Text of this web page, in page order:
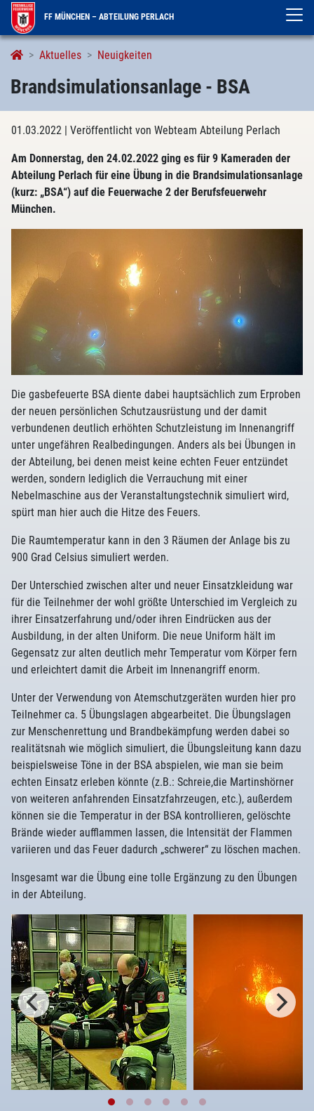
FF MÜNCHEN – ABTEILUNG PERLACH
Aktuelles Neuigkeiten
Brandsimulationsanlage - BSA
01.03.2022 | Veröffentlicht von Webteam Abteilung Perlach
Am Donnerstag, den 24.02.2022 ging es für 9 Kameraden der
Abteilung Perlach für eine Übung in die Brandsimulationsanlage
(kurz: „BSA“) auf die Feuerwache 2 der Berufsfeuerwehr
München.
Die gasbefeuerte BSA diente dabei hauptsächlich zum Erproben
der neuen persönlichen Schutzausrüstung und der damit
verbundenen deutlich erhöhten Schutzleistung im Innenangriff
unter ungefähren Realbedingungen. Anders als bei Übungen in
der Abteilung, bei denen meist keine echten Feuer entzündet
werden, sondern lediglich die Verrauchung mit einer
Nebelmaschine aus der Veranstaltungstechnik simuliert wird,
spürt man hier auch die Hitze des Feuers.
Die Raumtemperatur kann in den 3 Räumen der Anlage bis zu
900 Grad Celsius simuliert werden.
Der Unterschied zwischen alter und neuer Einsatzkleidung war
für die Teilnehmer der wohl größte Unterschied im Vergleich zu
ihrer Einsatzerfahrung und/oder ihren Eindrücken aus der
Ausbildung, in der alten Uniform. Die neue Uniform hält im
Gegensatz zur alten deutlich mehr Temperatur vom Körper fern
und erleichtert damit die Arbeit im Innenangriff enorm.
Unter der Verwendung von Atemschutzgeräten wurden hier pro
Teilnehmer ca. 5 Übungslagen abgearbeitet. Die Übungslagen
zur Menschenrettung und Brandbekämpfung werden dabei so
realitätsnah wie möglich simuliert, die Übungsleitung kann dazu
beispielsweise Töne in der BSA abspielen, wie man sie beim
echten Einsatz erleben könnte (z.B.: Schreie,die Martinshörner
von weiteren anfahrenden Einsatzfahrzeugen, etc.), außerdem
können sie die Temperatur in der BSA kontrollieren, gelöschte
Brände wieder aufflammen lassen, die Intensität der Flammen
variieren und das Feuer dadurch „schwerer“ zu löschen machen.
Insgesamt war die Übung eine tolle Ergänzung zu den Übungen
in der Abteilung.